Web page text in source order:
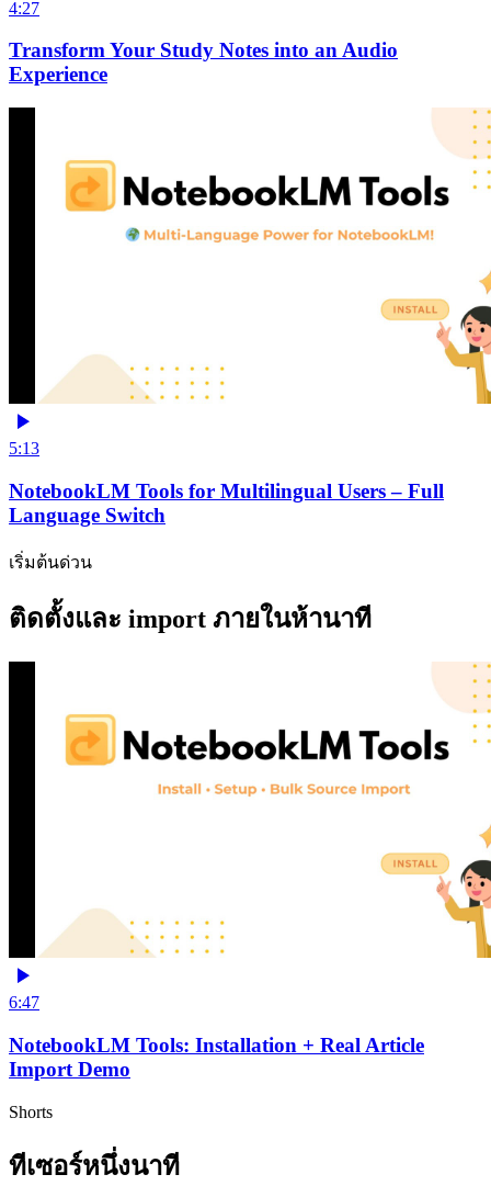
4:27
Transform Your Study Notes into an Audio
Experience
5:13
NotebookLM Tools for Multilingual Users – Full
Language Switch
เริ่มต้นด่วน
ติดตั้งและ import ภายในห้านาที
6:47
NotebookLM Tools: Installation + Real Article
Import Demo
Shorts
ทีเซอร์หนึ่งนาที